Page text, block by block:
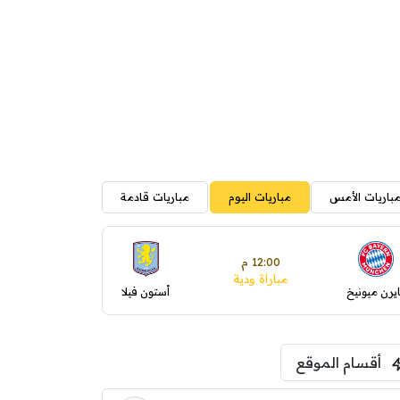
مباريات الأمس مباريات اليوم مباريات قادمة
ميونيخ
12:00 م
مباراة ودية
أستون فيلا
أقسام الموقع